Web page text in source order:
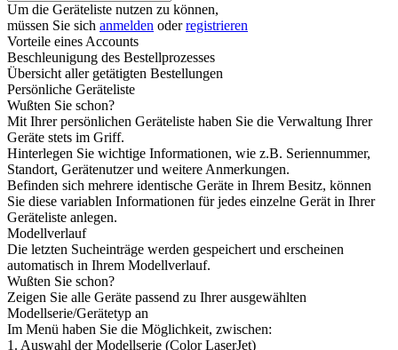
Um die Geräteliste nutzen zu können,
müssen Sie sich anmelden oderregistrieren
Vorteile eines Accounts
Beschleunigung des Bestellprozesses
Übersicht aller getätigten Bestellungen
Persönliche Geräteliste
Wußten Sie schon?
Mit Ihrer persönlichen Geräteliste haben Sie die Verwaltung Ihrer
Geräte stets im Griff.
Hinterlegen Sie wichtige Informationen, wie z.B. Seriennummer,
Standort, Gerätenutzer und weitere Anmerkungen.
Befinden sich mehrere identische Geräte in Ihrem Besitz, können
Sie diese variablen Informationen für jedes einzelne Gerät in Ihrer
Geräteliste anlegen.
Modellverlauf
Die letzten Sucheinträge werden gespeichert und erscheinen
automatisch in Ihrem Modellverlauf.
Wußten Sie schon?
Zeigen Sie alle Geräte passend zu Ihrer ausgewählten
Modellserie/Gerätetyp an
Im Menü haben Sie die Möglichkeit, zwischen:
1. Auswahl der Modellserie (Color LaserJet)